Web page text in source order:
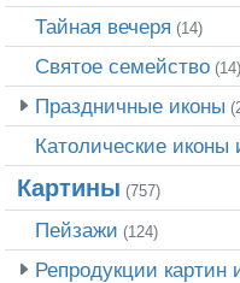
Тайная вечеря (14)
Святое семейство (14)
Праздничные иконы
Католические иконы
Картины (757)
Пейзажи (124)
Репродукции картин